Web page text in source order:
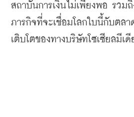
สถาบันการเงินไม่เพียงพอ รวม
ภารกิจที่จะเชื่อมโลกใบนี้กับตลา
เติบโตของทางบริษัทโซเซียลมีเ